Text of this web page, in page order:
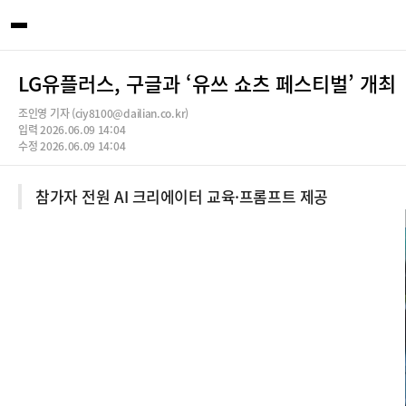
LG유플러스, 구글과 ‘유쓰 쇼츠 페스티벌’ 개최
조인영 기자 (ciy8100@dailian.co.kr)
입력 2026.06.09 14:04
수정 2026.06.09 14:04
참가자 전원 AI 크리에이터 교육·프롬프트 제공